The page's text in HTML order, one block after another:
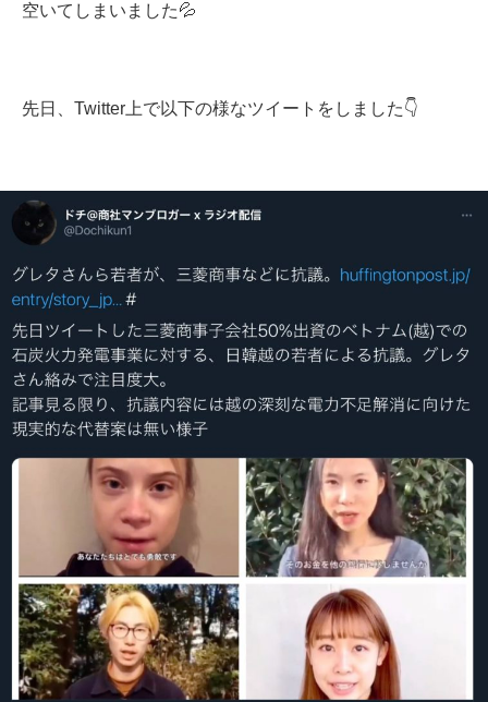
空いてしまいました💦
先日、Twitter上で以下の様なツイートをしました👇